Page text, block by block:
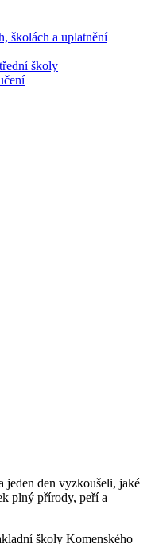
školách a uplatnění
školy
jeden den vyzkoušeli, jaké
plný přírody, peří a
školy Komenského